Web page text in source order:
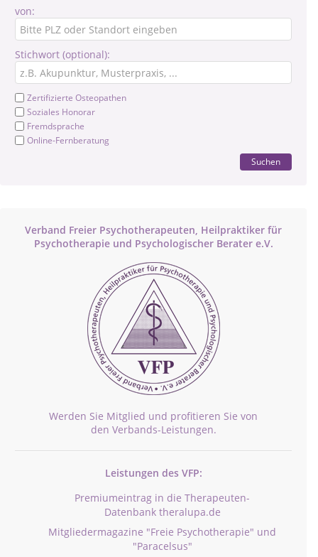
von:
Stichwort (optional):
Zertifizierte Osteopathen
Soziales Honorar
Fremdsprache
Online-Fernberatung
Suchen
Verband Freier Psychotherapeuten, Heilpraktiker für
Psychotherapie und Psychologischer Berater e.V.
Werden Sie Mitglied und profitieren Sie von
den Verbands-Leistungen.
Leistungen des VFP:
Premiumeintrag in die Therapeuten-
Datenbank theralupa.de
Mitgliedermagazine "Freie Psychotherapie" und
"Paracelsus"